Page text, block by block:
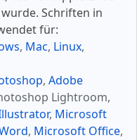
Schriften in
für:
, Mac, Linux,
, Adobe
Lightroom,
, Microsoft
, Microsoft Office,